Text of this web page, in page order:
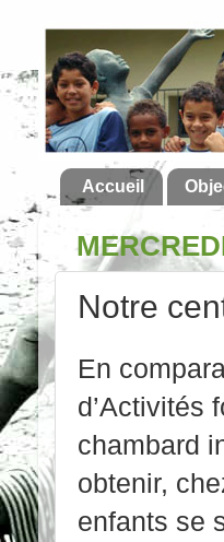
Accueil
Notre
En
d’Activités
chambard
obtenir,
enfants se